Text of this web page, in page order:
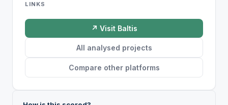
LINKS
↗ Visit Baltis
All analysed projects
Compare other platforms